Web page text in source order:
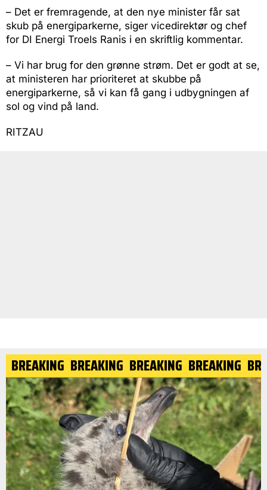
– Det er fremragende, at den nye minister får sat
skub på energiparkerne, siger vicedirektør og chef
for DI Energi Troels Ranis i en skriftlig kommentar.
– Vi har brug for den grønne strøm. Det er godt at se,
at ministeren har prioriteret at skubbe på
energiparkerne, så vi kan få gang i udbygningen af
sol og vind på land.
RITZAU
BREAKING BREAKING BREAKING BREAKING